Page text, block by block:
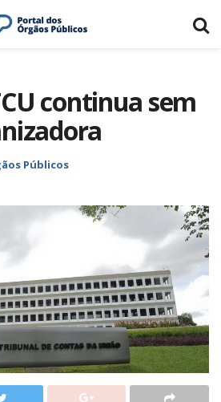
continua sem
Públicos